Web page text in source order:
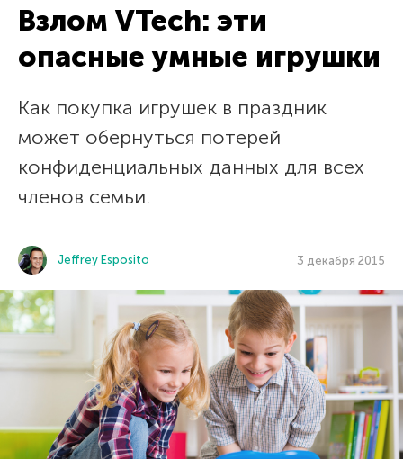
Взлом VTech: эти
опасные умные игрушки
Как покупка игрушек в праздник
может обернуться потерей
конфиденциальных данных для всех
членов семьи.
Jeffrey Esposito 3 декабря 2015